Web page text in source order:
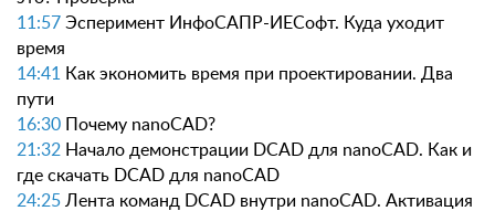
11:57 Эсперимент ИнфоСАПР-ИЕСофт. Куда уходит
время
14:41
Как экономить время при проектировании. Два
пути
16:30 Почему nanoCAD?
21:32 Начало демонстрации DCAD для nanoCAD. Как и
где скачать DCAD для nanoCAD
24:25 Лента команд DCAD внутри nanoCAD. Активация